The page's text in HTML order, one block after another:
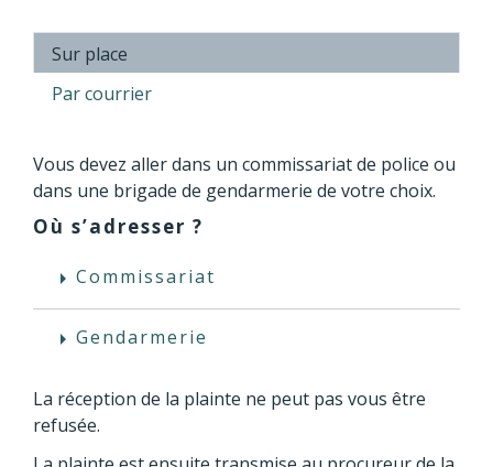
Sur place
Par courrier
Vous devez aller dans un commissariat de police ou
dans une brigade de gendarmerie de votre choix.
Où s’adresser ?
arrow_right Commissariat
arrow_right Gendarmerie
La réception de la plainte ne peut pas vous être
refusée.